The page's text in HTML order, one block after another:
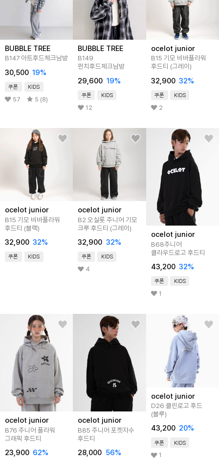
BUBBLE TREE
B147 아트후드체크남방
30,500 19%
쿠폰 KIDS
57 5 (8)
BUBBLE TREE
B149
펀치후드체크남방
29,600 19%
쿠폰 KIDS
12
ocelot junior
B15 기모 비바플라워
후드티 (그레이)
32,900 32%
쿠폰 KIDS
2
ocelot junior
B15 기모 비바플라워
후드티 (블랙)
32,900 32%
쿠폰 KIDS
ocelot junior
B2 오실롯 주니어 기모
크루 후드티 (그레이)
32,900 32%
쿠폰 KIDS
4
ocelot junior
B68주니어
클라우드로고 후드티
43,200 32%
쿠폰 KIDS
1
ocelot junior
B76 주니어 플라워
그래픽 후드티
23,900 62%
ocelot junior
B85 주니어 포켓자수
후드티
28,000 56%
ocelot junior
D26 클린로고 후드
(블루)
43,200 20%
쿠폰 KIDS
1